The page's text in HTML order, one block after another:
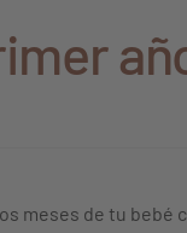
meses de tu bebé